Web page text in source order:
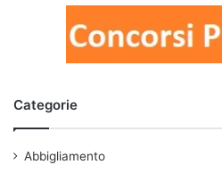
Categorie
Abbigliamento